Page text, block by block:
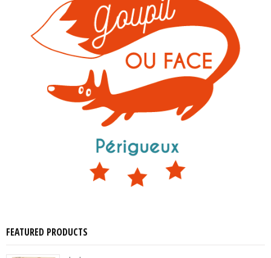
FEATURED PRODUCTS